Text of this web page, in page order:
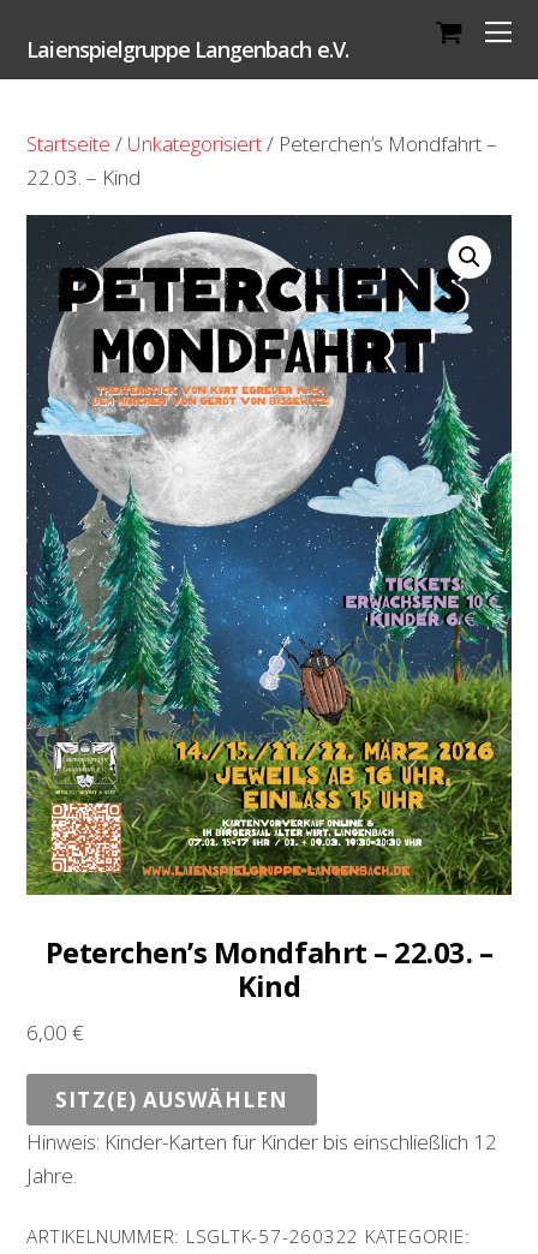
Laienspielgruppe Langenbach e.V.
Startseite / Unkategorisiert/ Peterchen’s Mondfahrt –
22.03. – Kind
Peterchen’s Mondfahrt – 22.03. –
Kind
6,00€
SITZ(E) AUSWÄHLEN
Hinweis: Kinder-Karten für Kinder bis einschließlich 12
Jahre.
ARTIKELNUMMER: LSGLTK-57-260322 KATEGORIE: